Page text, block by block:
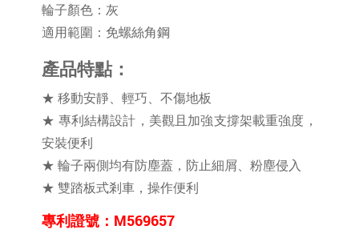
輪子顏色：灰
適用範圍：免螺絲角鋼
產品特點：
★ 移動安靜、輕巧、不傷地板
★ 專利結構設計，美觀且加強支撐架載重強度，
安裝便利
★ 輪子兩側均有防塵蓋，防止細屑、粉塵侵入
★ 雙踏板式剎車，操作便利
專利證號：M569657